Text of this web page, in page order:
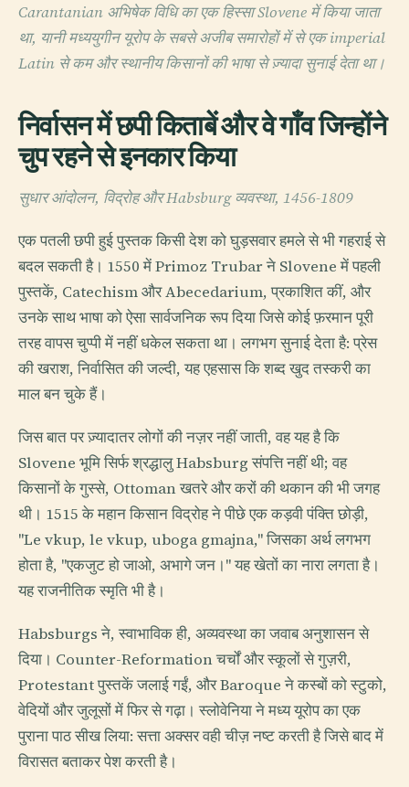
Carantanian अभिषेक विधि का एक हिस्सा Slovene में किया जाता
था, यानी मध्ययुगीन यूरोप के सबसे अजीब समारोहों में से एक imperial
Latin से कम और स्थानीय किसानों की भाषा से ज़्यादा सुनाई देता था।
निर्वासन में छपी किताबें और वे गाँव जिन्होंने
चुप रहने से इनकार किया
सुधार आंदोलन, विद्रोह और Habsburg व्यवस्था, 1456-1809
एक पतली छपी हुई पुस्तक किसी देश को घुड़सवार हमले से भी गहराई से
बदल सकती है। 1550 में Primoz Trubar ने Slovene में पहली
पुस्तकें, Catechism और Abecedarium, प्रकाशित कीं, और
उनके साथ भाषा को ऐसा सार्वजनिक रूप दिया जिसे कोई फ़रमान पूरी
तरह वापस चुप्पी में नहीं धकेल सकता था। लगभग सुनाई देता है: प्रेस
की खराश, निर्वासित की जल्दी, यह एहसास कि शब्द खुद तस्करी का
माल बन चुके हैं।
जिस बात पर ज़्यादातर लोगों की नज़र नहीं जाती, वह यह है कि
Slovene भूमि सिर्फ श्रद्धालु Habsburg संपत्ति नहीं थी; वह
किसानों के गुस्से, Ottoman खतरे और करों की थकान की भी जगह
थी। 1515 के महान किसान विद्रोह ने पीछे एक कड़वी पंक्ति छोड़ी,
"Le vkup, le vkup, uboga gmajna," जिसका अर्थ लगभग
होता है, "एकजुट हो जाओ, अभागे जन।" यह खेतों का नारा लगता है।
यह राजनीतिक स्मृति भी है।
Habsburgs ने, स्वाभाविक ही, अव्यवस्था का जवाब अनुशासन से
दिया। Counter-Reformation चर्चों और स्कूलों से गुज़री,
Protestant पुस्तकें जलाई गईं, और Baroque ने कस्बों को स्टुको,
वेदियों और जुलूसों में फिर से गढ़ा। स्लोवेनिया ने मध्य यूरोप का एक
पुराना पाठ सीख लिया: सत्ता अक्सर वही चीज़ नष्ट करती है जिसे बाद में
विरासत बताकर पेश करती है।